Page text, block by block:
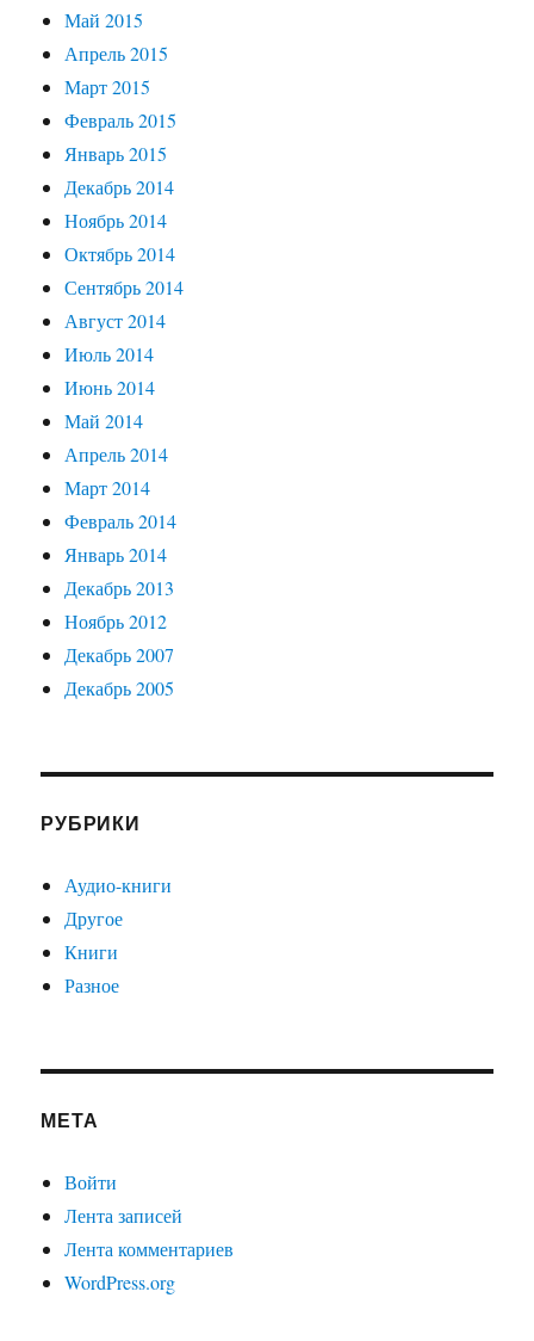
Май 2015
Апрель 2015
Март 2015
Февраль 2015
Январь 2015
Декабрь 2014
Ноябрь 2014
Октябрь 2014
Сентябрь 2014
Август 2014
Июль 2014
Июнь 2014
Май 2014
Апрель 2014
Март 2014
Февраль 2014
Январь 2014
Декабрь 2013
Ноябрь 2012
Декабрь 2007
Декабрь 2005
РУБРИКИ
Аудио-книги
Другое
Книги
Разное
МЕТА
Войти
Лента записей
Лента комментариев
WordPress.org